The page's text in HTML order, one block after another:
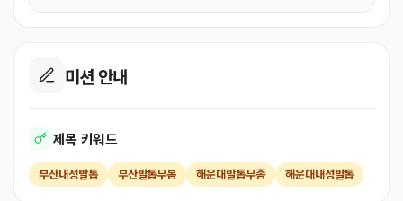
미션 안내
제목 키워드
부산내성발톱 부산발톱무봄 해운대발톱무좀 해운대내성발톱